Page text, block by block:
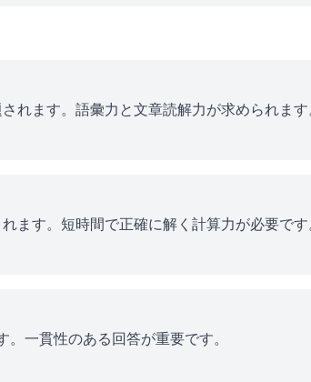
れます。語彙力と文章読解力が求められます
ます。短時間で正確に解く計算力が必要です
一貫性のある回答が重要です。